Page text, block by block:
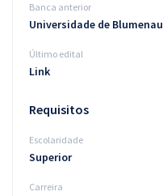
Aprovados
Atendimento
Banca anterior
Universidade de Blumenau
Último edital
Link
Requisitos
Escolaridade
Superior
Carreira